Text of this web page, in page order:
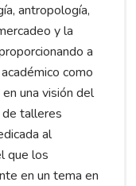
antropología,
y la
a
como
una visión del
talleres
al
que los
en un tema en